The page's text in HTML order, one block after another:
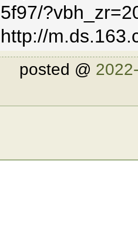
5f97/
http://
posted @